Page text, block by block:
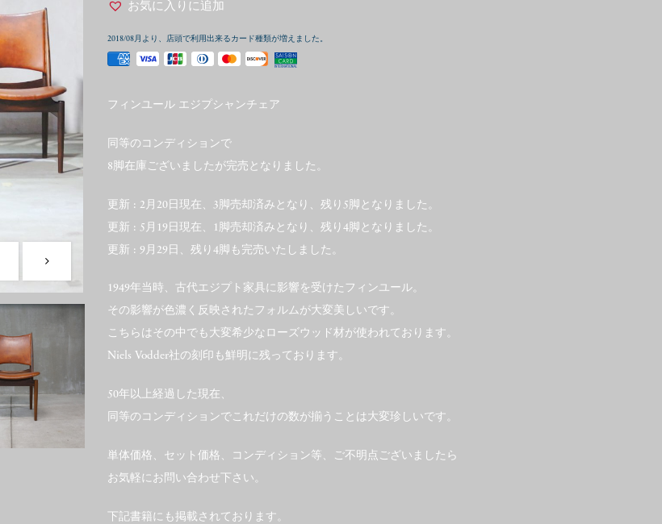
お気に入りに追加
2018/08月より、店頭で利用出来るカード種類が増えました。
フィンユール エジプシャンチェア
同等のコンディションで
8脚在庫ございましたが完売となりました。
更新 : 2月20日現在、3脚売却済みとなり、残り5脚となりました。
更新 : 5月19日現在、1脚売却済みとなり、残り4脚となりました。
更新 : 9月29日、残り4脚も完売いたしました。
1949年当時、古代エジプト家具に影響を受けたフィンユール。
その影響が色濃く反映されたフォルムが大変美しいです。
こちらはその中でも大変希少なローズウッド材が使われております。
Niels Vodder社の刻印も鮮明に残っております。
50年以上経過した現在、
同等のコンディションでこれだけの数が揃うことは大変珍しいです。
単体価格、セット価格、コンディション等、ご不明点ございましたら
お気軽にお問い合わせ下さい。
下記書籍にも掲載されております。